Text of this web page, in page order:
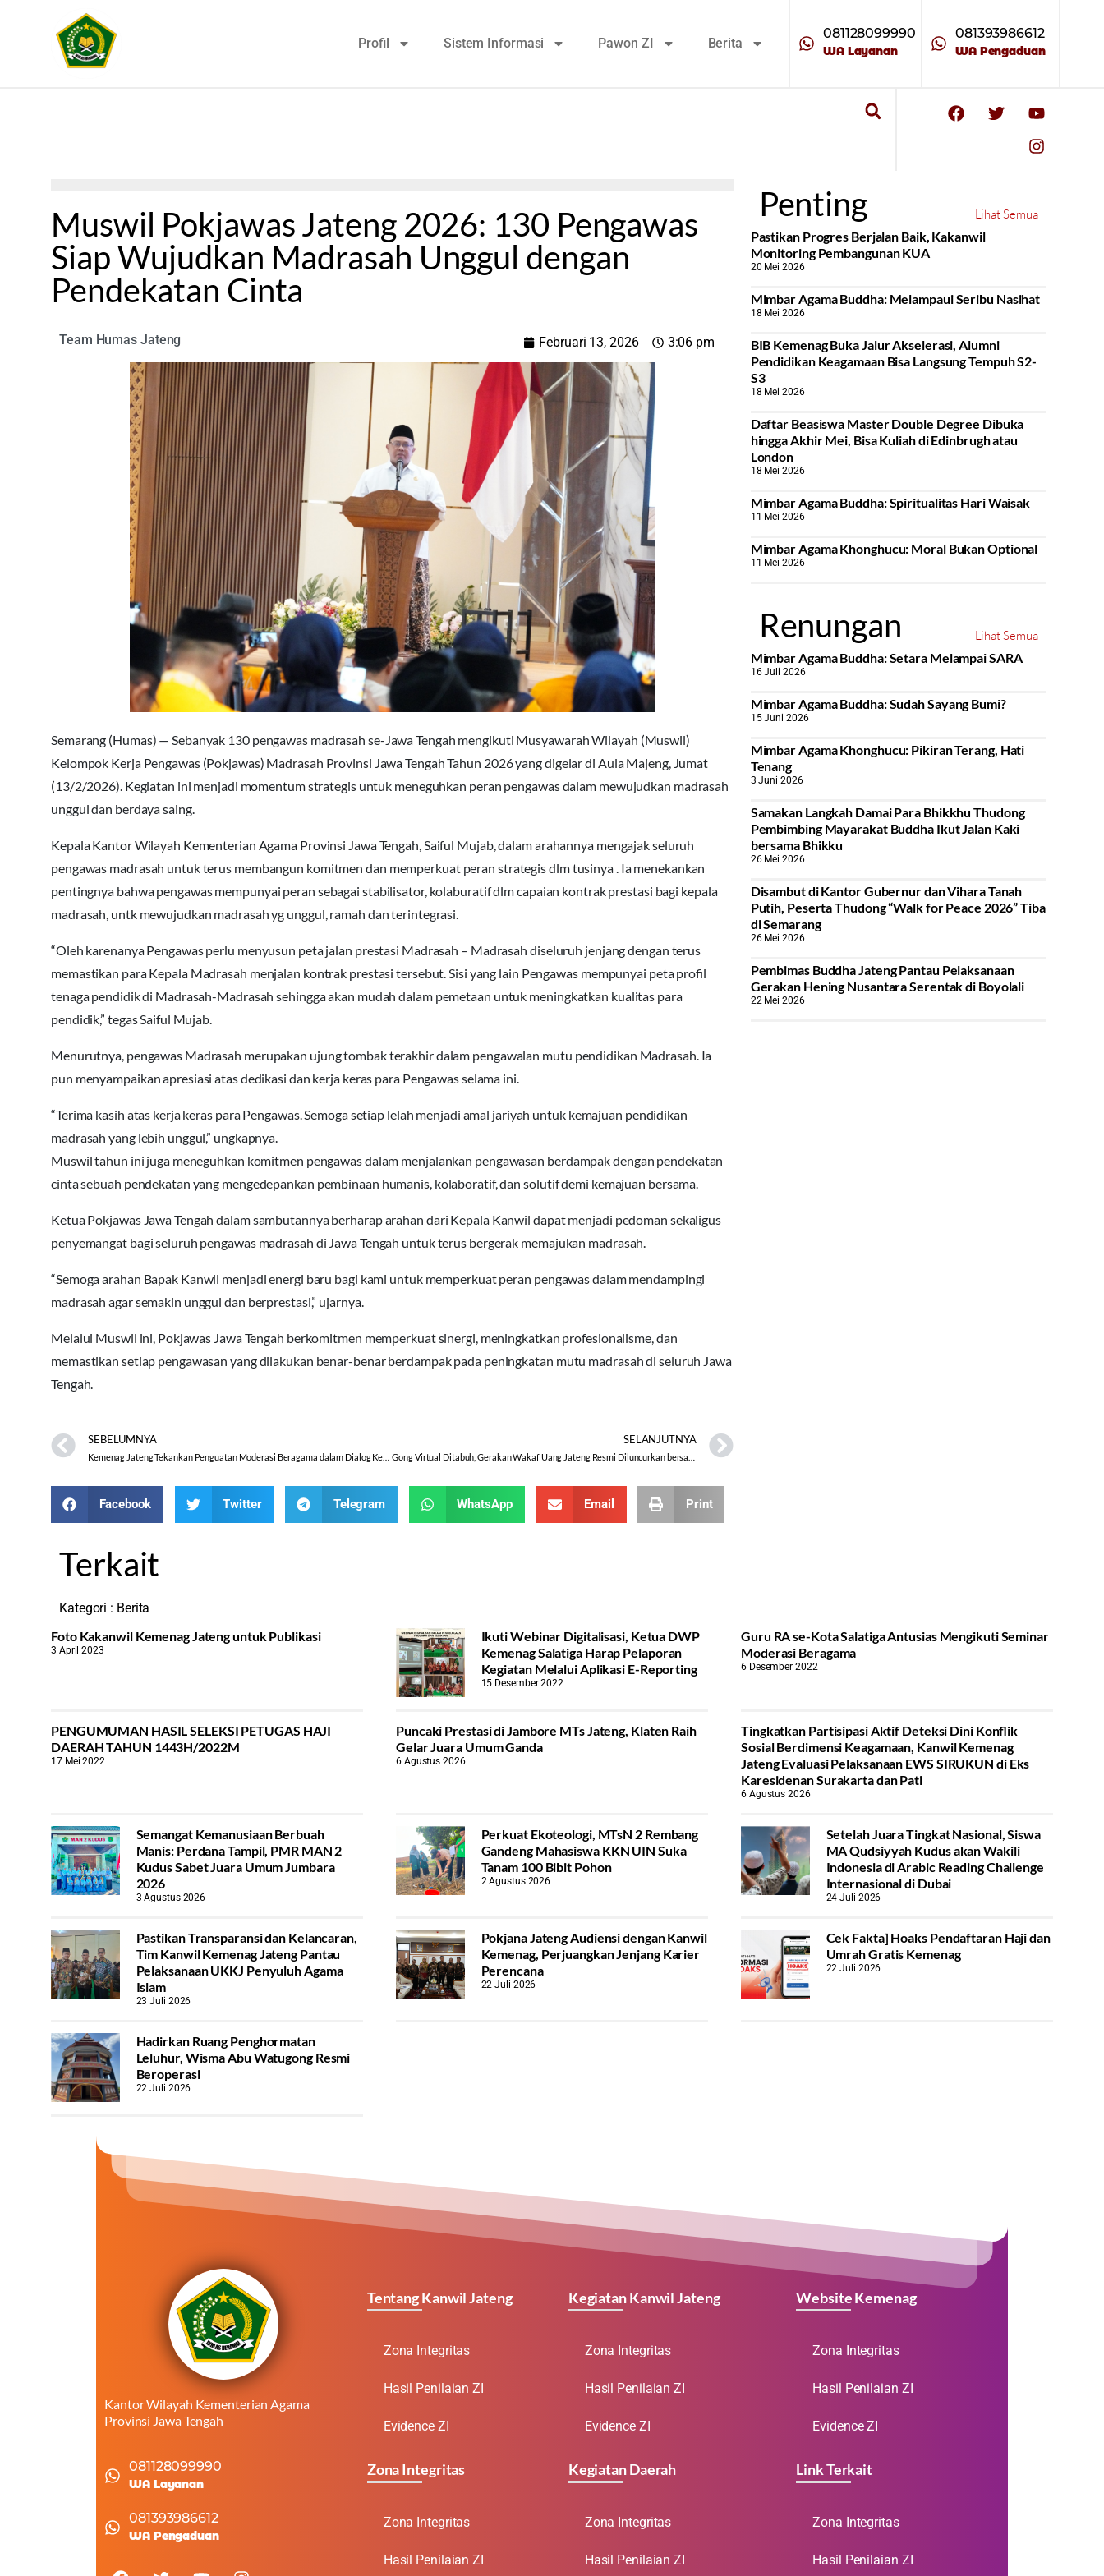
Profil Sistem Informasi Pawon ZI Berita
081128099990
WA Layanan
081393986612
WA Pengaduan
Muswil Pokjawas Jateng 2026: 130 Pengawas
Siap Wujudkan Madrasah Unggul dengan
Pendekatan Cinta
Team Humas Jateng Februari 13, 2026 3:06 pm
Semarang (Humas) — Sebanyak 130 pengawas madrasah se-Jawa Tengah mengikuti Musyawarah Wilayah (Muswil)
Kelompok Kerja Pengawas (Pokjawas) Madrasah Provinsi Jawa Tengah Tahun 2026 yang digelar di Aula Majeng, Jumat
(13/2/2026). Kegiatan ini menjadi momentum strategis untuk meneguhkan peran pengawas dalam mewujudkan madrasah
unggul dan berdaya saing.
Kepala Kantor Wilayah Kementerian Agama Provinsi Jawa Tengah, Saiful Mujab, dalam arahannya mengajak seluruh
pengawas madrasah untuk terus membangun komitmen dan memperkuat peran strategis dlm tusinya . Ia menekankan
pentingnya bahwa pengawas mempunyai peran sebagai stabilisator, kolaburatif dlm capaian kontrak prestasi bagi kepala
madrasah, untk mewujudkan madrasah yg unggul, ramah dan terintegrasi.
“Oleh karenanya Pengawas perlu menyusun peta jalan prestasi Madrasah – Madrasah diseluruh jenjang dengan terus
memastikan para Kepala Madrasah menjalan kontrak prestasi tersebut. Sisi yang lain Pengawas mempunyai peta profil
tenaga pendidik di Madrasah-Madrasah sehingga akan mudah dalam pemetaan untuk meningkatkan kualitas para
pendidik,” tegas Saiful Mujab.
Menurutnya, pengawas Madrasah merupakan ujung tombak terakhir dalam pengawalan mutu pendidikan Madrasah. Ia
pun menyampaikan apresiasi atas dedikasi dan kerja keras para Pengawas selama ini.
“Terima kasih atas kerja keras para Pengawas. Semoga setiap lelah menjadi amal jariyah untuk kemajuan pendidikan
madrasah yang lebih unggul,” ungkapnya.
Muswil tahun ini juga meneguhkan komitmen pengawas dalam menjalankan pengawasan berdampak dengan pendekatan
cinta sebuah pendekatan yang mengedepankan pembinaan humanis, kolaboratif, dan solutif demi kemajuan bersama.
Ketua Pokjawas Jawa Tengah dalam sambutannya berharap arahan dari Kepala Kanwil dapat menjadi pedoman sekaligus
penyemangat bagi seluruh pengawas madrasah di Jawa Tengah untuk terus bergerak memajukan madrasah.
“Semoga arahan Bapak Kanwil menjadi energi baru bagi kami untuk memperkuat peran pengawas dalam mendampingi
madrasah agar semakin unggul dan berprestasi,” ujarnya.
Melalui Muswil ini, Pokjawas Jawa Tengah berkomitmen memperkuat sinergi, meningkatkan profesionalisme, dan
memastikan setiap pengawasan yang dilakukan benar-benar berdampak pada peningkatan mutu madrasah di seluruh Jawa
Tengah.
SEBELUMNYA SELANJUTNYA
Facebook Twitter Telegram WhatsApp Email Print
Penting
Lihat Semua
Pastikan Progres Berjalan Baik, Kakanwil
Monitoring Pembangunan KUA
20 Mei 2026
Mimbar Agama Buddha: Melampaui Seribu Nasihat
18 Mei 2026
BIB Kemenag Buka Jalur Akselerasi, Alumni
Pendidikan Keagamaan Bisa Langsung Tempuh S2-
S3
18 Mei 2026
Daftar Beasiswa Master Double Degree Dibuka
hingga Akhir Mei, Bisa Kuliah di Edinbrugh atau
London
18 Mei 2026
Mimbar Agama Buddha: Spiritualitas Hari Waisak
11 Mei 2026
Mimbar Agama Khonghucu: Moral Bukan Optional
11 Mei 2026
Renungan
Lihat Semua
Mimbar Agama Buddha: Setara Melampai SARA
16 Juli 2026
Mimbar Agama Buddha: Sudah Sayang Bumi?
15 Juni 2026
Mimbar Agama Khonghucu: Pikiran Terang, Hati
Tenang
3 Juni 2026
Samakan Langkah Damai Para Bhikkhu Thudong
Pembimbing Mayarakat Buddha Ikut Jalan Kaki
bersama Bhikku
26 Mei 2026
Disambut di Kantor Gubernur dan Vihara Tanah
Putih, Peserta Thudong “Walk for Peace 2026” Tiba
di Semarang
26 Mei 2026
‎Pembimas Buddha Jateng Pantau Pelaksanaan
Gerakan Hening Nusantara Serentak di Boyolali
22 Mei 2026
Terkait
Kategori : Berita
Foto Kakanwil Kemenag Jateng untuk Publikasi
3 April 2023
Ikuti Webinar Digitalisasi, Ketua DWP
Kemenag Salatiga Harap Pelaporan
Kegiatan Melalui Aplikasi E-Reporting
15 Desember 2022
Guru RA se-Kota Salatiga Antusias Mengikuti Seminar
Moderasi Beragama
6 Desember 2022
PENGUMUMAN HASIL SELEKSI PETUGAS HAJI
DAERAH TAHUN 1443H/2022M
17 Mei 2022
Puncaki Prestasi di Jambore MTs Jateng, Klaten Raih
Gelar Juara Umum Ganda
6 Agustus 2026
Tingkatkan Partisipasi Aktif Deteksi Dini Konflik
Sosial Berdimensi Keagamaan, Kanwil Kemenag
Jateng Evaluasi Pelaksanaan EWS SIRUKUN di Eks
Karesidenan Surakarta dan Pati
6 Agustus 2026
Semangat Kemanusiaan Berbuah
Manis: Perdana Tampil, PMR MAN 2
Kudus Sabet Juara Umum Jumbara
2026
3 Agustus 2026
Perkuat Ekoteologi, MTsN 2 Rembang
Gandeng Mahasiswa KKN UIN Suka
Tanam 100 Bibit Pohon
2 Agustus 2026
Setelah Juara Tingkat Nasional, Siswa
MA Qudsiyyah Kudus akan Wakili
Indonesia di Arabic Reading Challenge
Internasional di Dubai
24 Juli 2026
Pastikan Transparansi dan Kelancaran,
Tim Kanwil Kemenag Jateng Pantau
Pelaksanaan UKKJ Penyuluh Agama
Islam
23 Juli 2026
Pokjana Jateng Audiensi dengan Kanwil
Kemenag, Perjuangkan Jenjang Karier
Perencana
22 Juli 2026
Cek Fakta] Hoaks Pendaftaran Haji dan
Umrah Gratis Kemenag
22 Juli 2026
Hadirkan Ruang Penghormatan
Leluhur, Wisma Abu Watugong Resmi
Beroperasi
22 Juli 2026
Kantor Wilayah Kementerian Agama
Provinsi Jawa Tengah
081128099990
WA Layanan
081393986612
WA Pengaduan
Tentang Kanwil Jateng
Zona Integritas
Hasil Penilaian ZI
Evidence ZI
Zona Integritas
Zona Integritas
Hasil Penilaian ZI
Kegiatan Kanwil Jateng
Zona Integritas
Hasil Penilaian ZI
Evidence ZI
Kegiatan Daerah
Zona Integritas
Hasil Penilaian ZI
Website Kemenag
Zona Integritas
Hasil Penilaian ZI
Evidence ZI
Link Terkait
Zona Integritas
Hasil Penilaian ZI